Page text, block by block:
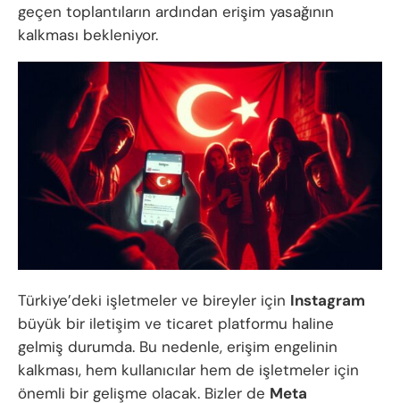
geçen toplantıların ardından erişim yasağının
kalkması bekleniyor.
Türkiye’deki işletmeler ve bireyler için Instagram
büyük bir iletişim ve ticaret platformu haline
gelmiş durumda. Bu nedenle, erişim engelinin
kalkması, hem kullanıcılar hem de işletmeler için
önemli bir gelişme olacak. Bizler de Meta